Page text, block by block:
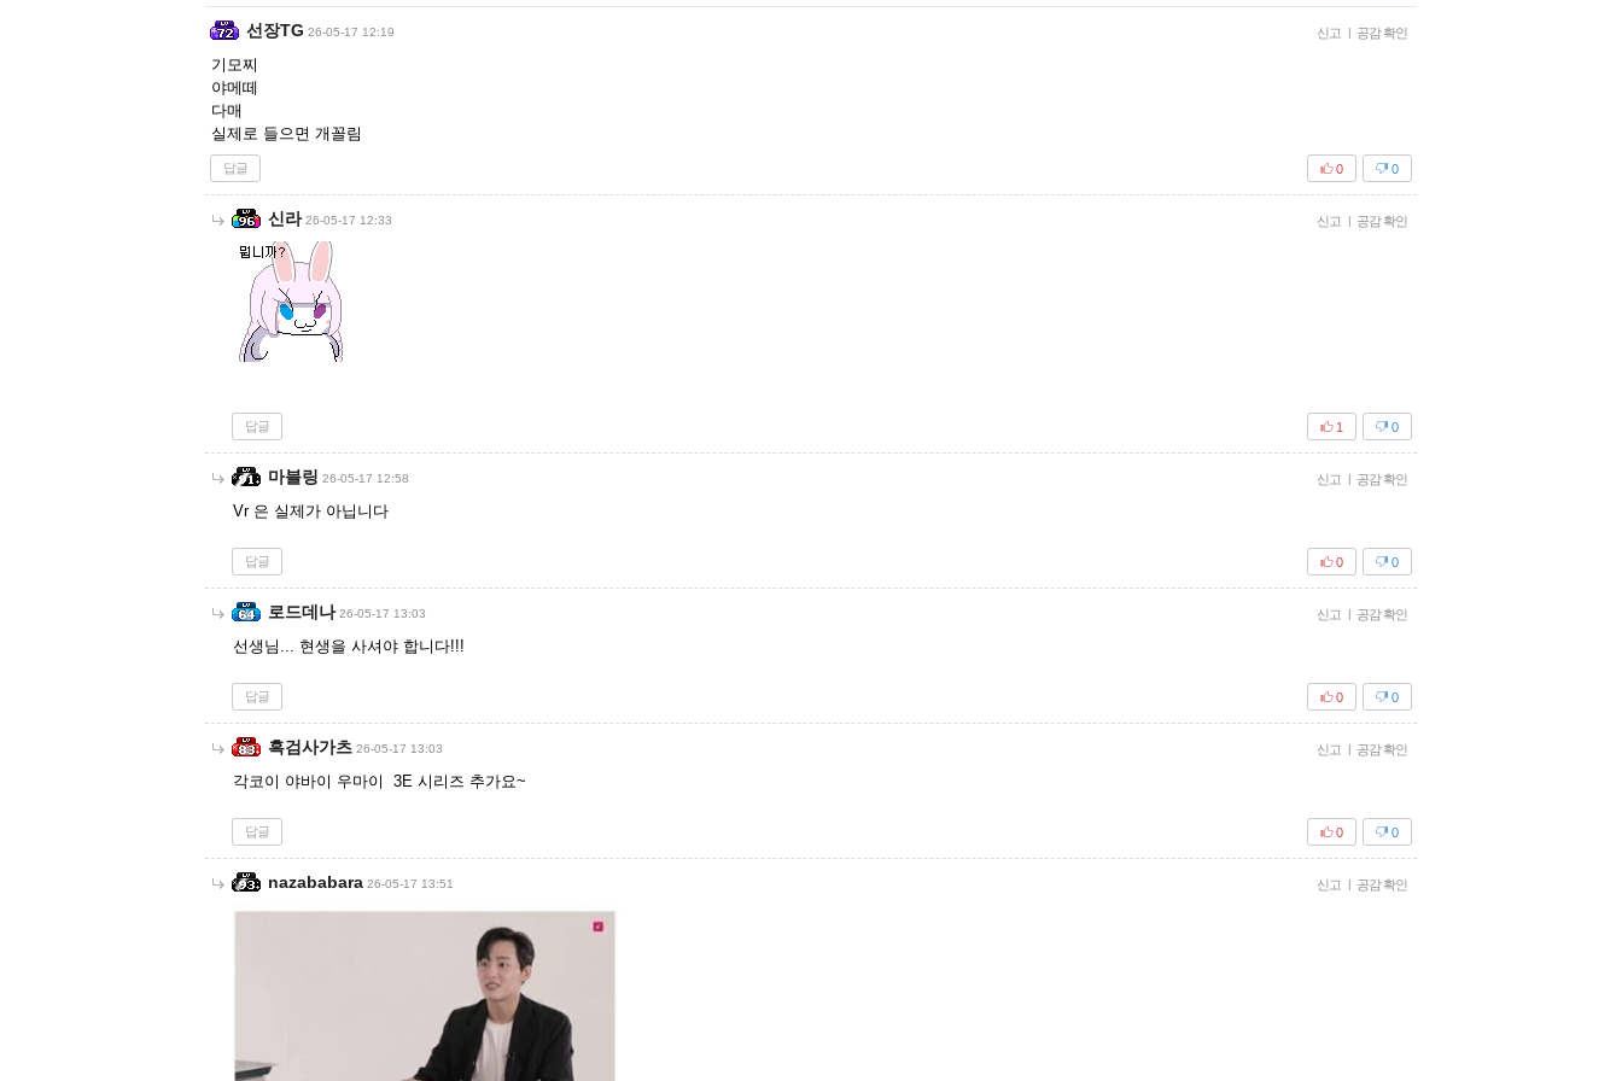
선장TG 26-05-17 12:19 신고 | 공감 확인
기모찌
야메떼
다매
실제로 들으면 개꼴림
답글 0
0
신라 26-05-17 12:33 신고 | 공감 확인
답글 0
1
마블링 26-05-17 12:58 신고 | 공감 확인
Vr 은 실제가 아닙니다
답글 0
0
로드데나 26-05-17 13:03 신고 | 공감 확인
선생님... 현생을 사셔야 합니다!!!
답글 0
0
흑검사가츠 26-05-17 13:03 신고 | 공감 확인
각코이 야바이 우마이 3E 시리즈 추가요~
답글 0
0
nazababara 26-05-17 13:51 신고 | 공감 확인